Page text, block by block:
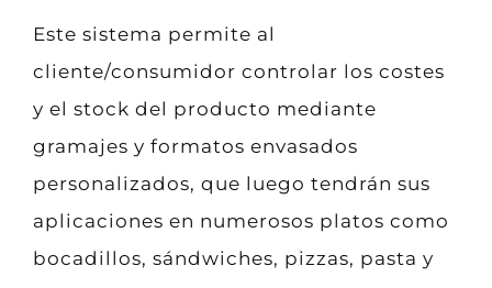
Este sistema permite al
cliente/consumidor controlar los costes
y el stock del producto mediante
gramajes y formatos envasados
personalizados, que luego tendrán sus
aplicaciones en numerosos platos como
bocadillos, sándwiches, pizzas, pasta y